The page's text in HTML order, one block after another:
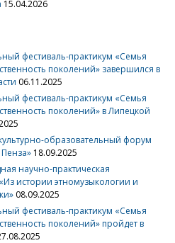
15.04.2026
фестиваль-практикум «Семья
поколений» завершился в
06.11.2025
фестиваль-практикум «Семья
поколений» в Липецкой
образовательный форум
18.09.2025
научно-практическая
истории этномузыкологии и
08.09.2025
фестиваль-практикум «Семья
поколений» пройдет в